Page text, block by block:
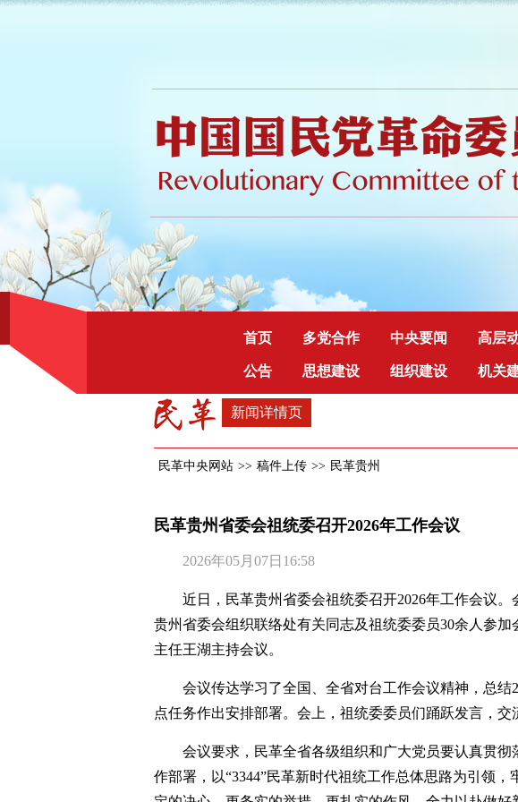
首页 多党合作 中央要闻 高层
公告 思想建设 组织建设 机关
新闻详情页
民革中央网站 >> 稿件上传 >> 民革贵州
民革贵州省委会祖统委召开2026年工作会议
2026年05月07日16:58
近日，民革贵州省委会祖统委召开2026年工作会议
贵州省委会组织联络处有关同志及祖统委委员30余人参
主任王湖主持会议。
会议传达学习了全国、全省对台工作会议精神，总结
点任务作出安排部署。会上，祖统委委员们踊跃发言，交
会议要求，民革全省各级组织和广大党员要认真贯
作部署，以“3344”民革新时代祖统工作总体思路为引领